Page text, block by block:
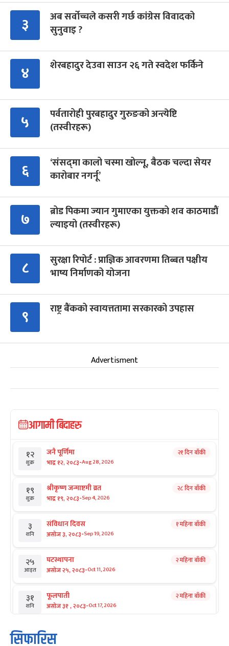
३
अब सर्वोच्चले कसरी गर्छ कांग्रेस विवादको
सुनुवाइ ?
४ शेरबहादुर देउवा साउन २६ गते स्वदेश फर्किने
५
पर्वतारोही पुरबहादुर गुरुङको अन्त्येष्टि
(तस्वीरहरू)
६
‘संसद्‍मा कालो चस्मा खोल्नू, बैठक चल्दा सेयर
कारोबार नगर्नू’
७
ब्रोड पिकमा ज्यान गुमाएका युक्तको शव काठमाडौं
ल्याइयो (तस्वीरहरू)
८
सुरक्षा रिपोर्ट : प्राज्ञिक आवरणमा तिब्बत पक्षीय
भाष्य निर्माणको योजना
९ राष्ट्र बैंकको स्वायत्ततामा सरकारको उपहास
Advertisment
आगामी बिदाहरु
१२
शुक्र
जनै पूर्णिमा
भाद्र १२, २०८३-Aug 28, 2026
२१ दिन बाँकी
१९
शुक्र
श्रीकृष्ण जन्माष्टमी व्रत
भाद्र १९, २०८३-Sep 4, 2026
२८ दिन बाँकी
३
शनि
संविधान दिवस
असोज ३, २०८३-Sep 19, 2026
१ महिना बाँकी
२५
आइत
घटस्थापना
असोज २५, २०८३-Oct 11, 2026
२ महिना बाँकी
३१
शनि
फूलपाती
असोज ३१ , २०८३-Oct 17, 2026
२ महिना बाँकी
१
आइत
कार्तिक सङ्क्रान्ति
कार्तिक १, २०८३
सिफारिस